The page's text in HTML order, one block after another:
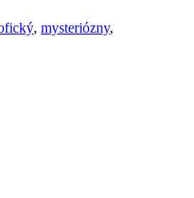
, mysteriózny,